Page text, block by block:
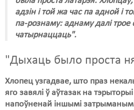
адзін і той жа час па адной і
па-рознаму: аднаму далі трое
чатырнаццаць".
"Дыхаць было проста
Хлопец узгадвае, што праз
яго завялі ў аўтазак на
напоўненай іншымі